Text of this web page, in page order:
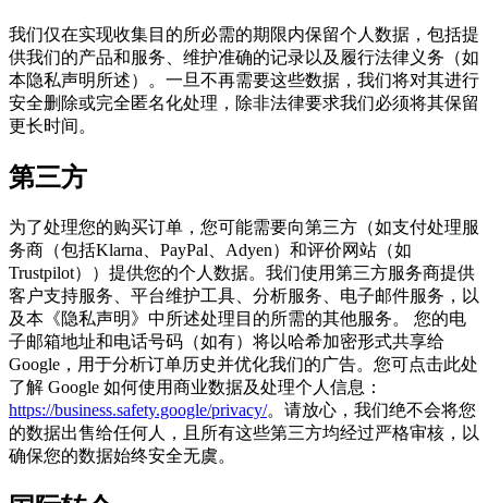
我们仅在实现收集目的所必需的期限内保留个人数据，包括提
供我们的产品和服务、维护准确的记录以及履行法律义务（如
本隐私声明所述）。一旦不再需要这些数据，我们将对其进行
安全删除或完全匿名化处理，除非法律要求我们必须将其保留
更长时间。
第三方
为了处理您的购买订单，您可能需要向第三方（如支付处理服
务商（包括Klarna、PayPal、Adyen）和评价网站（如
Trustpilot））提供您的个人数据。我们使用第三方服务商提供
客户支持服务、平台维护工具、分析服务、电子邮件服务，以
及本《隐私声明》中所述处理目的所需的其他服务。 您的电
子邮箱地址和电话号码（如有）将以哈希加密形式共享给
Google，用于分析订单历史并优化我们的广告。您可点击此处
了解 Google 如何使用商业数据及处理个人信息：
https://business.safety.google/privacy/。请放心，我们绝不会将您
的数据出售给任何人，且所有这些第三方均经过严格审核，以
确保您的数据始终安全无虞。